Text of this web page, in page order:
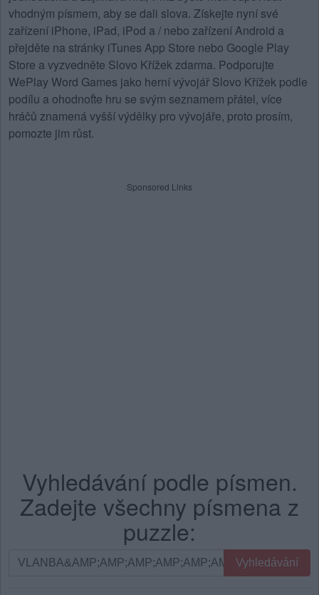
vhodným písmem, aby se dali slova. Získejte nyní své
zařízení iPhone, iPad, iPod a / nebo zařízení Android a
přejděte na stránky iTunes App Store nebo Google Play
Store a vyzvedněte Slovo Křížek zdarma. Podporujte
WePlay Word Games jako herní vývojář Slovo Křížek podle
podílu a ohodnoťte hru se svým seznamem přátel, více
hráčů znamená vyšší výdělky pro vývojáře, proto prosím,
pomozte jim růst.
Sponsored Links
Vyhledávání podle písmen.
Zadejte všechny písmena z
puzzle:
Vyhledávání
Vyhledávání